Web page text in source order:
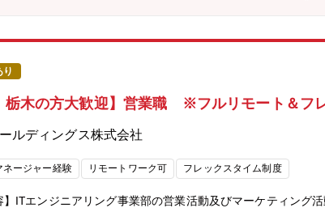
とができる業務です。■DX推進に関わる戦略立案から実行ま
考慮し活動をすすめるため航空・宇宙・防衛事業でのDX推
名在籍有【企業の魅力】株式会社IHIは、1853年創業の歴史
事業領域を拡げ、日本の産業界を支えるリーディングカンパ
械、社会インフラ・建設など、幅広い分野で活躍しています
う経営理念のもと、常に新しい時代を切り拓き続けている
り
栃木の方大歓迎】営業職 ※フルリモート＆フ
ルディングス株式会社
ネージャー経験 リモートワーク可 フレックスタイム制度
】ITエンジニアリング事業部の営業活動及びマーケティング